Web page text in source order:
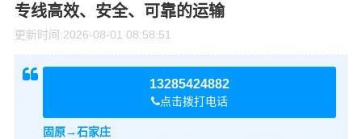
专线高效、安全、可靠的运输
更新时间:2026-08-01 08:58:51
13285424882
点击拨打电话
固原→石家庄